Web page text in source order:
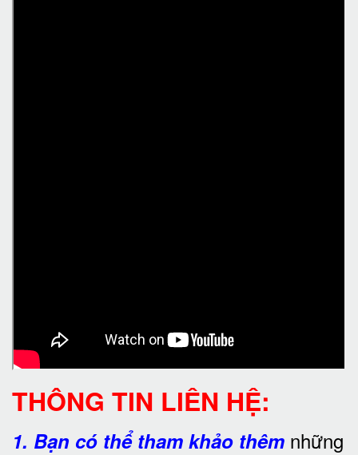
THÔNG TIN LIÊN HỆ:
1. Bạn có thể tham khảo thêm những